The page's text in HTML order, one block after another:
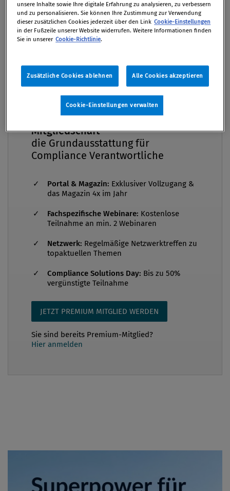
Wir alle haben von ihnen gehört, gelesen und wir
Unternehmer:in) müssen uns über kurz oder lang
mit ihnen auseinandersetzen: Richtlinien, Regeln
und klare Handlungsvorgaben (gemeinhin auf EU-
Ebene lanciert), die für gute und erfolgreiche
sorgen sollen. Und von diesen gibt es in letzter Zeit
nicht gerade wenige: Lieferkettensorgfaltspflicht-
sowie AI Act s...
Compliance Praxis Premium
Mitgliedschaft -
die Grundausstattung für
Compliance Verantwortliche
Portal & Magazin: Exklusiver Vollzugang &
das Magazin 4x im Jahr
Fachspezifische Webinare: Kostenlose
Teilnahme an min. 2 Webinaren
Netzwerk: Regelmäßige Netzwerktreffen zu
topaktuellen Themen
Compliance Solutions Day: Bis zu 50%
vergünstigte Teilnahme
JETZT PREMIUM MITGLIED WERDEN
Sie sind bereits Premium-Mitglied?
Hier anmelden
unsere Inhalte sowie Ihre digitale Erfahrung zu analysieren, zu verbessern
und zu personalisieren. Sie können Ihre Zustimmung zur Verwendung
dieser zusätzlichen Cookies jederzeit über den Link Cookie-Einstellungen
in der Fußzeile unserer Website widerrufen. Weitere Informationen finden
Sie in unserer Cookie-Richtlinie.
Zusätzliche Cookies ablehnen Alle Cookies akzeptieren
Cookie-Einstellungen verwalten